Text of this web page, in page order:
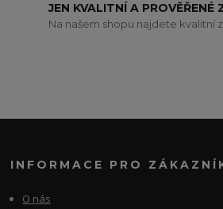
JEN KVALITNÍ A PROVĚŘENÉ
Na našem shopu najdete kvalitní
INFORMACE PRO
O nás